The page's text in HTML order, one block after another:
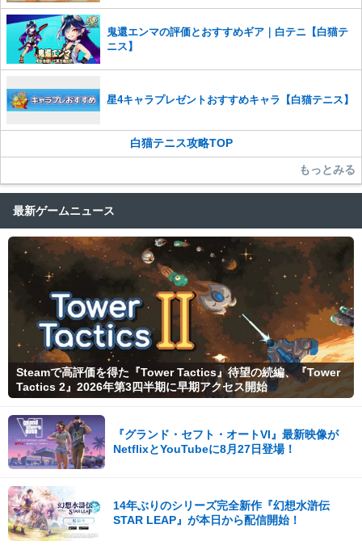
鬼還エンマの評価とおすすめギア｜白テニ【白猫テ
ニス】
星4キャラプレゼントおすすめキャラ【白猫テニス】
白猫テニス攻略TOP
もっとみる
最新ゲームニュース
Steamで高評価を得た『Tower Tactics』待望の続編、『Tower
Tactics 2』2026年第3四半期に早期アクセス開始
『グランド・セフト・オートVI』最新映像が
NetflixとYouTubeに8月27日登場！
14年ぶりのシリーズ完全新作『幻想水滸伝
STAR LEAP』が本日から配信開始！